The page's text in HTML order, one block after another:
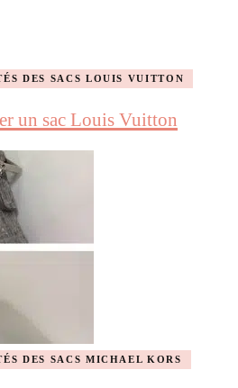
DES SACS LOUIS VUITTON
un sac Louis Vuitton
DES SACS MICHAEL KORS